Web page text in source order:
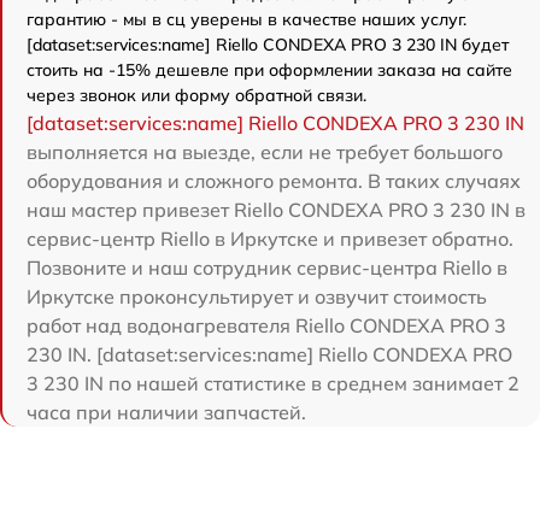
гарантию - мы в сц уверены в качестве наших услуг.
[dataset:services:name] Riello CONDEXA PRO 3 230 IN будет
стоить на -15% дешевле при оформлении заказа на сайте
через звонок или форму обратной связи.
[dataset:services:name] Riello CONDEXA PRO 3 230 IN
выполняется на выезде, если не требует большого
оборудования и сложного ремонта. В таких случаях
наш мастер привезет Riello CONDEXA PRO 3 230 IN в
сервис-центр Riello в Иркутске и привезет обратно.
Позвоните и наш сотрудник сервис-центра Riello в
Иркутске проконсультирует и озвучит стоимость
работ над водонагревателя Riello CONDEXA PRO 3
230 IN. [dataset:services:name] Riello CONDEXA PRO
3 230 IN по нашей статистике в среднем занимает 2
часа при наличии запчастей.